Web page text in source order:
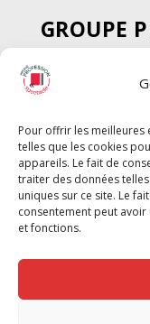
Pour offrir les meilleures
telles que les cookies
appareils. Le fait de
traiter des données
uniques sur ce site. Le
consentement peut
et fonctions.
GROUPE
Chèque
Chèque
Chèque
G-Pods
Profession